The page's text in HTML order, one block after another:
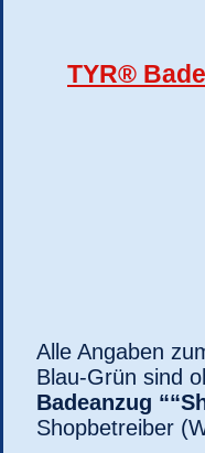
TYR®
Alle Angaben
Blau-Grün sind
Badeanzug
Shopbetreiber